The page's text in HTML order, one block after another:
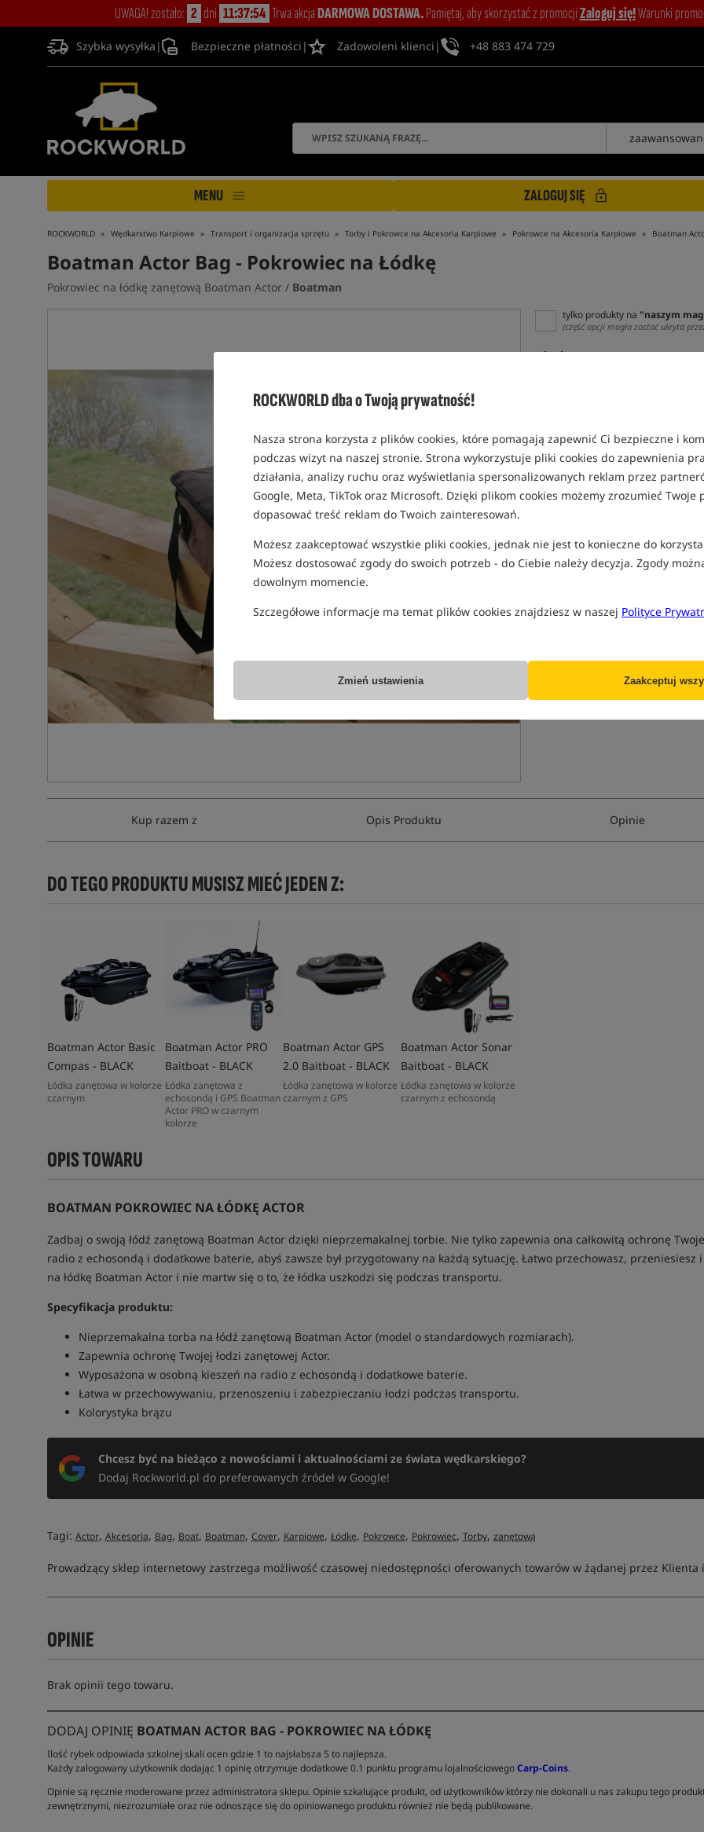
ROCKWORLD dba o Twoją prywatność!
Nasza strona korzysta z plików cookies, które pomagają zapewnić Ci bezpieczne i
podczas wizyt na naszej stronie. Strona wykorzystuje pliki cookies do zapewnienia
działania, analizy ruchu oraz wyświetlania spersonalizowanych reklam przez
Google, Meta, TikTok oraz Microsoft. Dzięki plikom cookies możemy zrozumieć Twoje
dopasować treść reklam do Twoich zainteresowań.
Możesz zaakceptować wszystkie pliki cookies, jednak nie jest to konieczne do
Możesz dostosować zgody do swoich potrzeb - do Ciebie należy decyzja. Zgody
dowolnym momencie.
Szczegółowe informacje ma temat plików cookies znajdziesz w naszej Polityce
Zmień ustawienia Zaakceptuj
UWAGA! zostało: 2 dni 11:37:53 Trwa akcjaDARMOWA DOSTAWA.Pamiętaj, aby skorzystać z promocjiZaloguj się!Warunki
Szybka wysyłka | Bezpieczne płatności | Zadowoleni klienci | +48 883 474 729
MENU ZALOGUJ SIĘ
ROCKWORLD Wędkarstwo Karpiowe Transport i organizacja sprzętu Torby i Pokrowce na Akcesoria Karpiowe Pokrowce na Akcesoria Karpiowe Boatman
Boatman Actor Bag - Pokrowiec na Łódkę
Pokrowiec na łódkę zanętową Boatman Actor / Boatman
tylko produkty na "naszym
(część opcji mogła zostać ukryta
Opcja
SPODZIEWANA WYSYŁKA
Wszystkie podane ceny zawierają
Poleć ten produkt znajomym:
Kup razem z Opis Produktu Opinie
DO TEGO PRODUKTU MUSISZ MIEĆ JEDEN Z:
Boatman Actor Basic
Compas - BLACK
Łódka zanętowa w kolorze
czarnym
Boatman Actor PRO
Baitboat - BLACK
Łódka zanętowa z
echosondą i GPS Boatman
Actor PRO w czarnym
kolorze
Boatman Actor GPS
2.0 Baitboat - BLACK
Łódka zanętowa w kolorze
czarnym z GPS
Boatman Actor Sonar
Baitboat - BLACK
Łódka zanętowa w kolorze
czarnym z echosondą
OPIS TOWARU
BOATMAN POKROWIEC NA ŁÓDKĘ ACTOR
Zadbaj o swoją łódź zanętową Boatman Actor dzięki nieprzemakalnej torbie. Nie tylko zapewnia ona całkowitą ochronę
radio z echosondą i dodatkowe baterie, abyś zawsze był przygotowany na każdą sytuację. Łatwo przechowasz,
na łódkę Boatman Actor i nie martw się o to, że łódka uszkodzi się podczas transportu.
Specyfikacja produktu:
Nieprzemakalna torba na łódź zanętową Boatman Actor (model o standardowych rozmiarach).
Zapewnia ochronę Twojej łodzi zanętowej Actor.
Wyposażona w osobną kieszeń na radio z echosondą i dodatkowe baterie.
Łatwa w przechowywaniu, przenoszeniu i zabezpieczaniu łodzi podczas transportu.
Kolorystyka brązu
Chcesz być na bieżąco z nowościami i aktualnościami ze świata wędkarskiego?
Dodaj Rockworld.pl do preferowanych źródeł w Google!
Tagi: Actor, Akcesoria, Bag, Boat, Boatman, Cover, Karpiowe, Łódkę, Pokrowce, Pokrowiec, Torby, zanętową
Prowadzący sklep internetowy zastrzega możliwość czasowej niedostępności oferowanych towarów w żądanej przez
OPINIE
Brak opinii tego towaru.
DODAJ OPINIĘ BOATMAN ACTOR BAG - POKROWIEC NA ŁÓDKĘ
Ilość rybek odpowiada szkolnej skali ocen gdzie 1 to najsłabsza 5 to najlepsza.
Każdy zalogowany użytkownik dodając 1 opinię otrzymuje dodatkowe 0.1 punktu programu lojalnościowegoCarp-Coins.
Opinie są ręcznie moderowane przez administratora sklepu. Opinie szkalujące produkt, od użytkowników którzy nie dokonali u nas zakupu tego
zewnętrznymi, niezrozumiałe oraz nie odnoszące się do opiniowanego produktu również nie będą publikowane.